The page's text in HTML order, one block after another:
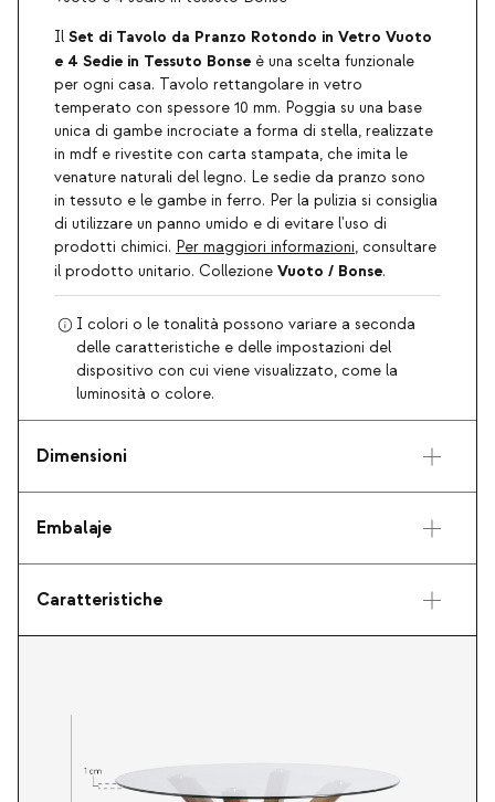
Il Set di Tavolo da Pranzo Rotondo in Vetro Vuoto
e 4 Sedie in Tessuto Bonse è una scelta funzionale
per ogni casa. Tavolo rettangolare in vetro
temperato con spessore 10 mm. Poggia su una base
unica di gambe incrociate a forma di stella, realizzate
in mdf e rivestite con carta stampata, che imita le
venature naturali del legno. Le sedie da pranzo sono
in tessuto e le gambe in ferro. Per la pulizia si consiglia
di utilizzare un panno umido e di evitare l'uso di
prodotti chimici. Per maggiori informazioni, consultare
il prodotto unitario. Collezione Vuoto / Bonse.
I colori o le tonalità possono variare a seconda
delle caratteristiche e delle impostazioni del
dispositivo con cui viene visualizzato, come la
luminosità o colore.
Dimensioni
Embalaje
Caratteristiche